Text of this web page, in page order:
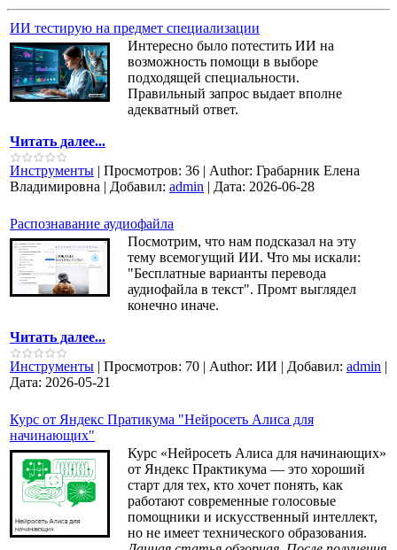
ИИ тестирую на предмет специализации
Интересно было потестить ИИ на
возможность помощи в выборе
подходящей специальности.
Правильный запрос выдает вполне
адекватный ответ.
Читать далее...
Инструменты | Просмотров: 36 | Author: Грабарник Елена
Владимировна | Добавил: admin | Дата: 2026-06-28
Распознавание аудиофайла
Посмотрим, что нам подсказал на эту
тему всемогущий ИИ. Что мы искали:
"Бесплатные варианты перевода
аудиофайла в текст". Промт выглядел
конечно иначе.
Читать далее...
Инструменты | Просмотров: 70 | Author: ИИ | Добавил: admin |
Дата: 2026-05-21
Курс от Яндекс Пратикума "Нейросеть Алиса для
начинающих"
Курс «Нейросеть Алиса для начинающих»
от Яндекс Практикума — это хороший
старт для тех, кто хочет понять, как
работают современные голосовые
помощники и искусственный интеллект,
но не имеет технического образования.